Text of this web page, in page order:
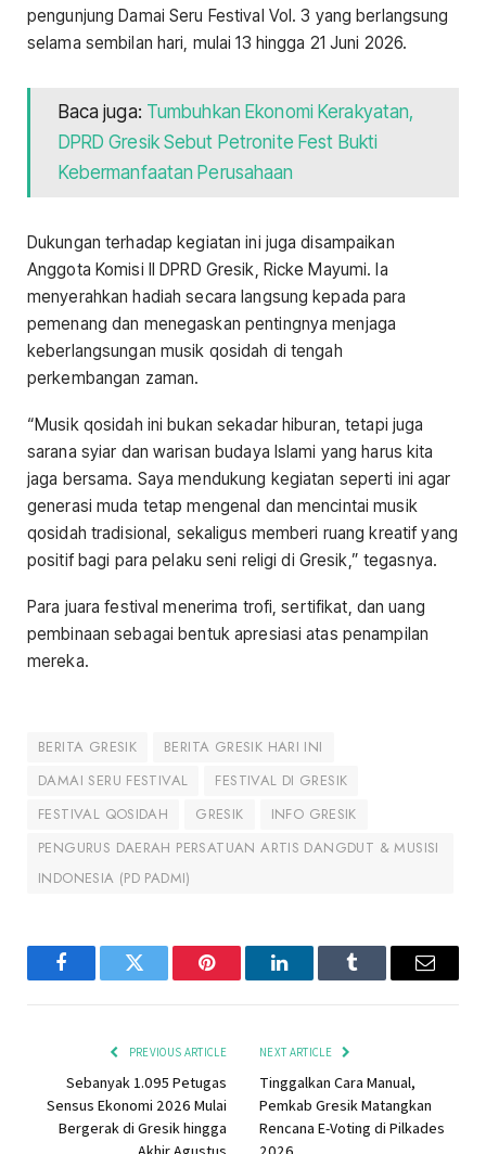
pengunjung Damai Seru Festival Vol. 3 yang berlangsung
selama sembilan hari, mulai 13 hingga 21 Juni 2026.
Baca juga: Tumbuhkan Ekonomi Kerakyatan,
DPRD Gresik Sebut Petronite Fest Bukti
Kebermanfaatan Perusahaan
Dukungan terhadap kegiatan ini juga disampaikan
Anggota Komisi II DPRD Gresik, Ricke Mayumi. Ia
menyerahkan hadiah secara langsung kepada para
pemenang dan menegaskan pentingnya menjaga
keberlangsungan musik qosidah di tengah
perkembangan zaman.
“Musik qosidah ini bukan sekadar hiburan, tetapi juga
sarana syiar dan warisan budaya Islami yang harus kita
jaga bersama. Saya mendukung kegiatan seperti ini agar
generasi muda tetap mengenal dan mencintai musik
qosidah tradisional, sekaligus memberi ruang kreatif yang
positif bagi para pelaku seni religi di Gresik,” tegasnya.
Para juara festival menerima trofi, sertifikat, dan uang
pembinaan sebagai bentuk apresiasi atas penampilan
mereka.
BERITA GRESIK
BERITA GRESIK HARI INI
DAMAI SERU FESTIVAL
FESTIVAL DI GRESIK
FESTIVAL QOSIDAH
GRESIK
INFO GRESIK
PENGURUS DAERAH PERSATUAN ARTIS DANGDUT & MUSISI
INDONESIA (PD PADMI)
FacebookTwitter Pinterest LinkedInTumblr Email
PREVIOUS ARTICLE
Sebanyak 1.095 Petugas
Sensus Ekonomi 2026 Mulai
Bergerak di Gresik hingga
NEXT ARTICLE
Tinggalkan Cara Manual,
Pemkab Gresik Matangkan
Rencana E-Voting di Pilkades